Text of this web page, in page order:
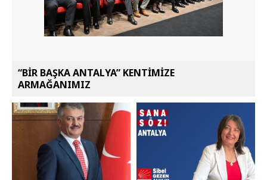
“BİR BAŞKA ANTALYA” KENTİMİZE
ARMAĞANIMIZ